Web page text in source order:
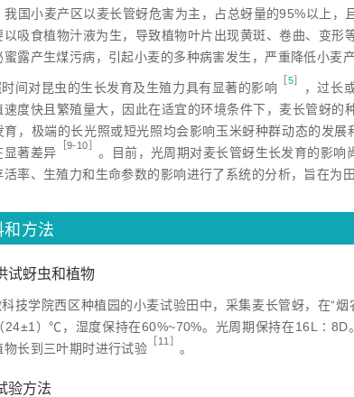
我国小麦产区以麦长管蚜危害为主，占总蚜量的95%以上
以吸食植物汁液为生，导致植物叶片出现黄斑、卷曲、变
蜜露产生煤污病，引起小麦的多种病害发生，严重降低小麦
间对昆虫的生长发育及生殖力具有显著的影响 5］ ，过长
速度快且繁殖量大，因此在适宜的环境条件下，麦长管蚜的
育，极端的长光照或短光照均会影响玉米蚜种群动态的发
显著差异 ［9-10］ 。目前，光周期对麦长管蚜生长发育的影
活率、生殖力和生命参数的影响进行了系统的分析，旨在为
和方法
试蚜虫和植物
科技学院西区种植园的小麦试验田中，采集麦长管蚜，在“
24±1）℃，湿度保持在60%~70%。光周期保持在16L∶8D
物长到三叶期时进行试验 ［11］ 。
验方法